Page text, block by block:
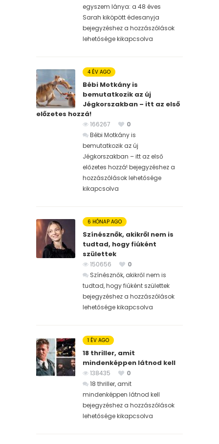
egyszem lánya: a 48 éves
Sarah kiköpött édesanyja
bejegyzéshez a hozzászólások
lehetősége kikapcsolva
4 ÉV AGO
Bébi Motkány is
bemutatkozik az új
Jégkorszakban – itt az első
előzetes hozzá!
166267
0
Bébi Motkány is
bemutatkozik az új
Jégkorszakban – itt az első
előzetes hozzá! bejegyzéshez a
hozzászólások lehetősége
kikapcsolva
6 HÓNAP AGO
Színésznők, akikről nem is
tudtad, hogy fiúként
születtek
150656
0
Színésznők, akikről nem is
tudtad, hogy fiúként születtek
bejegyzéshez a hozzászólások
lehetősége kikapcsolva
1 ÉV AGO
18 thriller, amit
mindenképpen látnod kell
138435
0
18 thriller, amit
mindenképpen látnod kell
bejegyzéshez a hozzászólások
lehetősége kikapcsolva